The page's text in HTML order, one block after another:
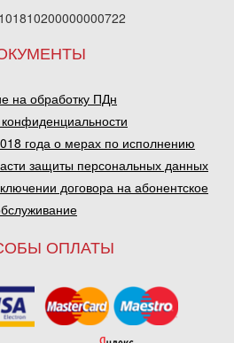
на обработку ПДн
года о мерах по исполнению
защиты персональных данных
договора на абонентское
ОПЛАТЫ